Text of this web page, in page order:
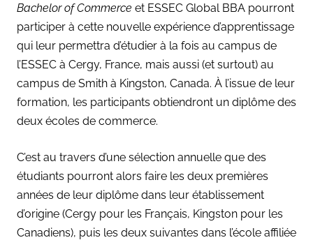
Bachelor of Commerce et ESSEC Global BBA pourront
participer à cette nouvelle expérience d’apprentissage
qui leur permettra d’étudier à la fois au campus de
l’ESSEC à Cergy, France, mais aussi (et surtout) au
campus de Smith à Kingston, Canada. À l’issue de leur
formation, les participants obtiendront un diplôme des
deux écoles de commerce.
C’est au travers d’une sélection annuelle que des
étudiants pourront alors faire les deux premières
années de leur diplôme dans leur établissement
d’origine (Cergy pour les Français, Kingston pour les
Canadiens), puis les deux suivantes dans l’école affiliée